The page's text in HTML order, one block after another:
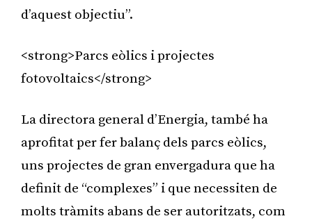
d’aquest objectiu”.
<strong>Parcs eòlics i projectes
fotovoltaics</strong>
La directora general d’Energia, també ha
aprofitat per fer balanç dels parcs eòlics,
uns projectes de gran envergadura que ha
definit de “complexes” i que necessiten de
molts tràmits abans de ser autoritzats, com